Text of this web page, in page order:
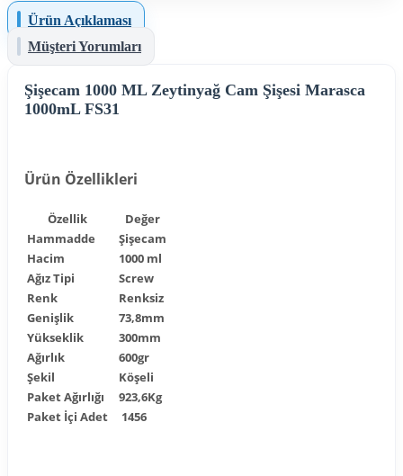
Ürün Açıklaması
Müşteri Yorumları
Şişecam 1000 ML Zeytinyağ Cam Şişesi Marasca
1000mL FS31
Ürün Özellikleri
Özellik
Değer
Hammadde
Şişecam
Hacim
1000 ml
Ağız Tipi
Screw
Renk
Renksiz
Genişlik
73,8mm
Yükseklik
300mm
Ağırlık
600gr
Şekil
Köşeli
Paket Ağırlığı
923,6Kg
Paket İçi Adet
1456